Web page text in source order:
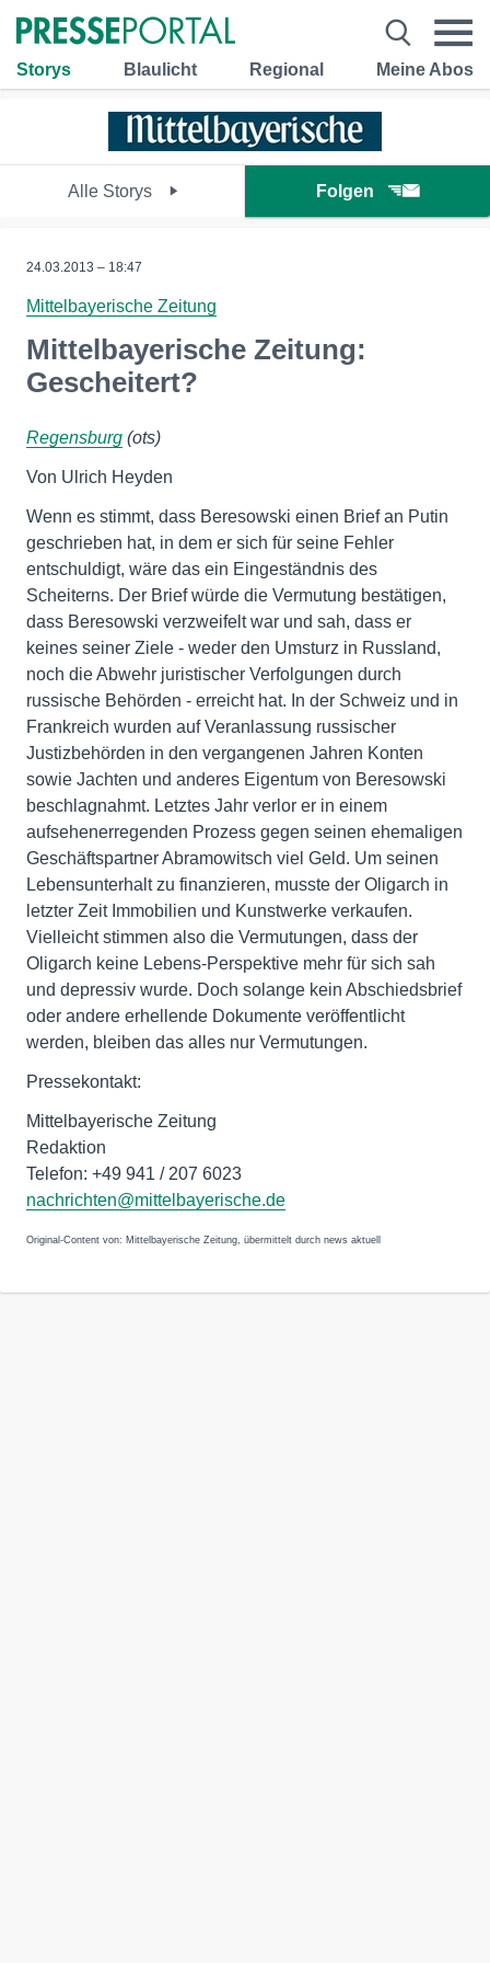
Storys Blaulicht Regional Meine Abos
Alle Storys Folgen
24.03.2013 – 18:47
Mittelbayerische Zeitung
Mittelbayerische Zeitung:
Gescheitert?
Regensburg (ots)
Von Ulrich Heyden
Wenn es stimmt, dass Beresowski einen Brief an Putin
geschrieben hat, in dem er sich für seine Fehler
entschuldigt, wäre das ein Eingeständnis des
Scheiterns. Der Brief würde die Vermutung bestätigen,
dass Beresowski verzweifelt war und sah, dass er
keines seiner Ziele - weder den Umsturz in Russland,
noch die Abwehr juristischer Verfolgungen durch
russische Behörden - erreicht hat. In der Schweiz und in
Frankreich wurden auf Veranlassung russischer
Justizbehörden in den vergangenen Jahren Konten
sowie Jachten und anderes Eigentum von Beresowski
beschlagnahmt. Letztes Jahr verlor er in einem
aufsehenerregenden Prozess gegen seinen ehemaligen
Geschäftspartner Abramowitsch viel Geld. Um seinen
Lebensunterhalt zu finanzieren, musste der Oligarch in
letzter Zeit Immobilien und Kunstwerke verkaufen.
Vielleicht stimmen also die Vermutungen, dass der
Oligarch keine Lebens-Perspektive mehr für sich sah
und depressiv wurde. Doch solange kein Abschiedsbrief
oder andere erhellende Dokumente veröffentlicht
werden, bleiben das alles nur Vermutungen.
Pressekontakt:
Mittelbayerische Zeitung
Redaktion
Telefon: +49 941 / 207 6023
nachrichten@mittelbayerische.de
Original-Content von: Mittelbayerische Zeitung, übermittelt durch news aktuell